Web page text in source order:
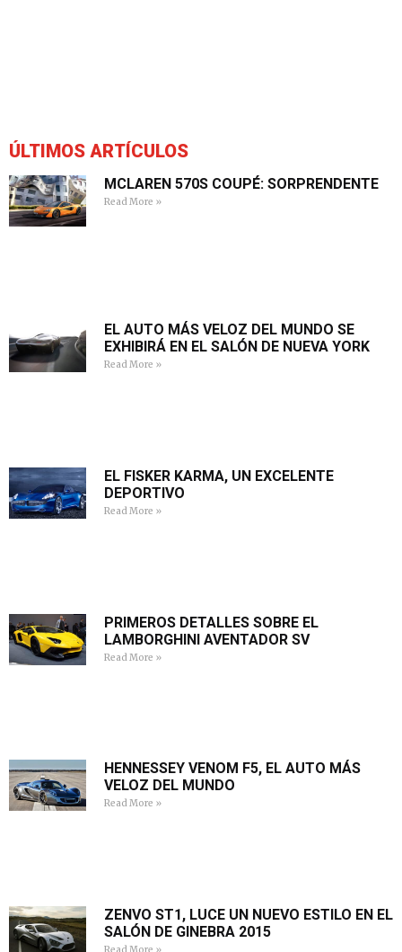
ÚLTIMOS ARTÍCULOS
MCLAREN 570S COUPÉ: SORPRENDENTE
Read More »
EL AUTO MÁS VELOZ DEL MUNDO SE
EXHIBIRÁ EN EL SALÓN DE NUEVA YORK
Read More »
EL FISKER KARMA, UN EXCELENTE
DEPORTIVO
Read More »
PRIMEROS DETALLES SOBRE EL
LAMBORGHINI AVENTADOR SV
Read More »
HENNESSEY VENOM F5, EL AUTO MÁS
VELOZ DEL MUNDO
Read More »
ZENVO ST1, LUCE UN NUEVO ESTILO EN EL
SALÓN DE GINEBRA 2015